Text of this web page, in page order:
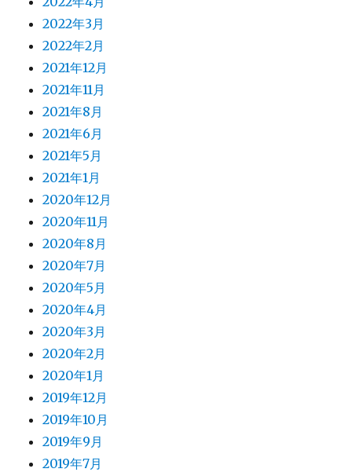
2022年3月
2022年2月
2021年12月
2021年11月
2021年8月
2021年6月
2021年5月
2021年1月
2020年12月
2020年11月
2020年8月
2020年7月
2020年5月
2020年4月
2020年3月
2020年2月
2020年1月
2019年12月
2019年10月
2019年9月
2019年7月